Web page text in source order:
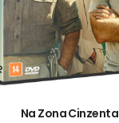
Na Zona Cinzenta